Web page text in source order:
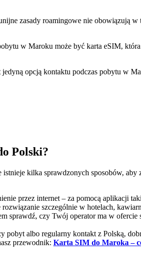
zasady roamingowe nie obowiązują
w Maroku może być karta eSIM,
opcją kontaktu podczas pobytu w
Polski?
kilka sprawdzonych sposobów,
przez internet – za pomocą aplikacji
szczególnie w hotelach,
sprawdź, czy Twój operator ma w
pobyt albo regularny kontakt z Polską,
przewodnik: Karta SIM do Maroka –